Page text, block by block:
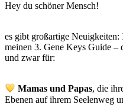
Hey du schöner Mensch!
es gibt großartige
meinen 3. Gene Keys Guide
und zwar für:
Mamas und Papas, die
Ebenen auf ihrem Seelenweg